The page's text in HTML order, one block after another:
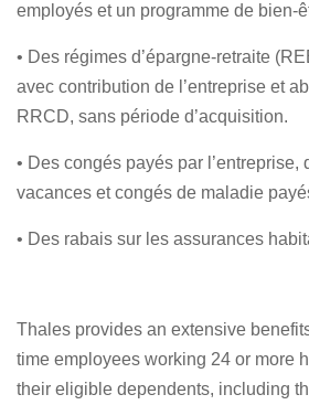
employés et un programme de bien-
• Des régimes d’épargne-retraite
avec contribution de l’entreprise et
RRCD, sans période d’acquisition.
• Des congés payés par l’entreprise,
vacances et congés de maladie
• Des rabais sur les assurances
Thales provides an extensive
time employees working 24 or more
their eligible dependents, including